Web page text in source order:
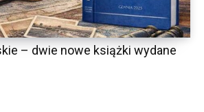
– dwie nowe książki wydane